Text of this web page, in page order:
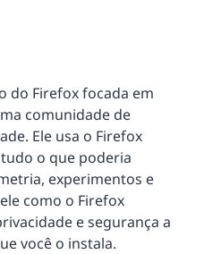
do Firefox focada em
comunidade de
Ele usa o Firefox
o que poderia
experimentos e
como o Firefox
e segurança a
você o instala.